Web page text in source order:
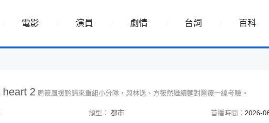
電影 演員 劇情 台詞 百科
heart 2 周筱風援黔歸來重組小分隊，與林逸、方筱然繼續麵對醫療一線考驗。
類型： 都市 首播時間： 2026-